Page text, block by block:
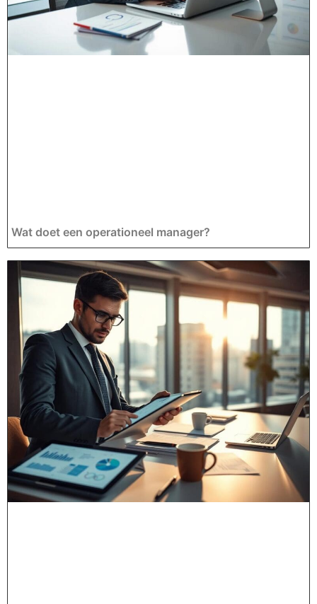
Wat doet een operationeel manager?